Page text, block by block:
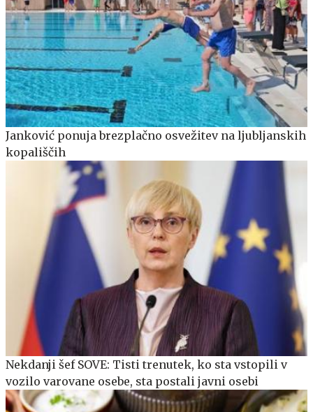
Janković ponuja brezplačno osvežitev na ljubljanskih
kopališčih
Nekdanji šef SOVE: Tisti trenutek, ko sta vstopili v
vozilo varovane osebe, sta postali javni osebi